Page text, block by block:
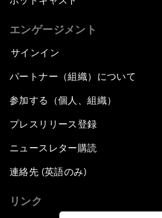
エンゲージメント
サインイン
パートナー（組織）について
参加する（個人、組織）
プレスリリース登録
ニュースレター購読
連絡先 (英語のみ)
リンク